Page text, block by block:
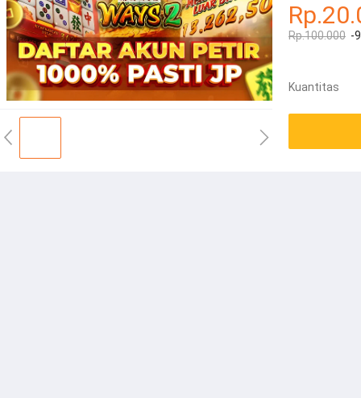
Rp.100.000 -
Kuantitas